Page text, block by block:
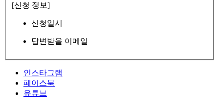
[신청 정보]
신청일시
답변받을 이메일
인스타그램
페이스북
유튜브